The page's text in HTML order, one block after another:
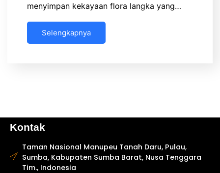
menyimpan kekayaan flora langka yang…
Selengkapnya
Kontak
Taman Nasional Manupeu Tanah Daru, Pulau,
Sumba, Kabupaten Sumba Barat, Nusa Tenggara
Tim., Indonesia